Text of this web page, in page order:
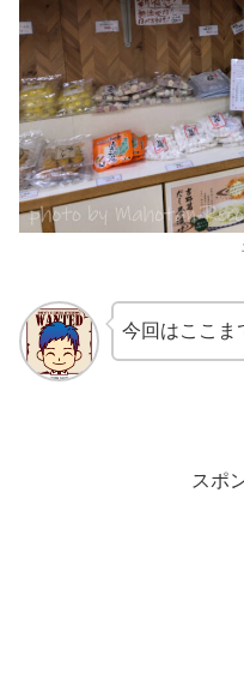
今回はここま
スポ